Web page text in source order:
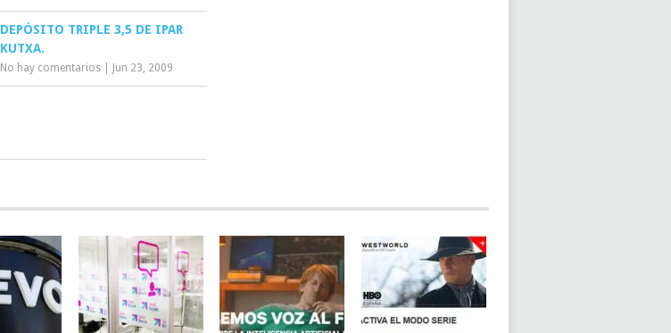
DEPÓSITO TRIPLE 3,5 DE IPAR
KUTXA.
No hay comentarios Jun 23, 2009